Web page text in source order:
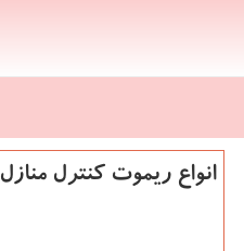
انواع ریموت كنترل منازل